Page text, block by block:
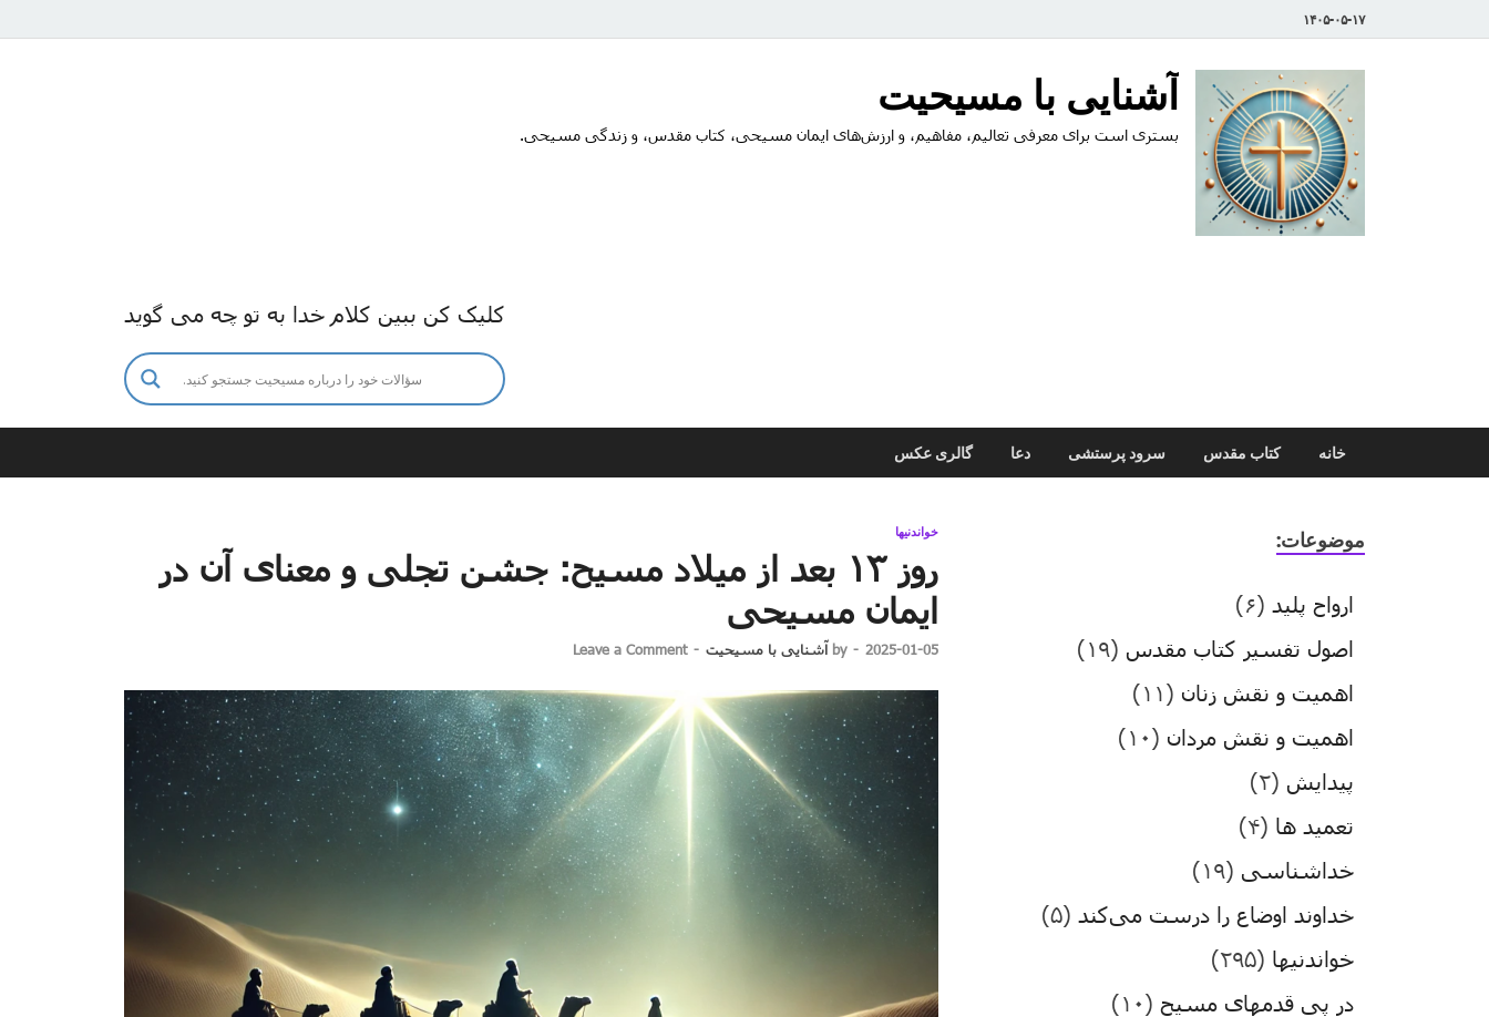
۱۴۰۵-۰۵-۱۷
آشنایی با مسیحیت
بستری است برای معرفی تعالیم، مفاهیم، و ارزش‌های ایمان مسیحی، کتاب مقدس، و زندگی مسیحی.
کلیک کن ببین کلام خدا به تو چه می گوید
خانه کتاب مقدس سرود پرستشی دعا گالری عکس
خواندنیها
روز ۱۳ بعد از میلاد مسیح: جشن تجلی و معنای آن در
ایمان مسیحی
2025-01-05
-
by آشنایی با مسیحیت -
Leave a Comment
موضوعات:
ارواح پلید (۶)
اصول تفسیر کتاب مقدس (۱۹)
اهمیت و نقش زنان (۱۱)
اهمیت و نقش مردان (۱۰)
پیدایش (۲)
تعمید ها (۴)
خداشناسی (۱۹)
خداوند اوضاع را درست می‌کند (۵)
خواندنیها (۲۹۵)
در پی قدمهای مسیح (۱۰)